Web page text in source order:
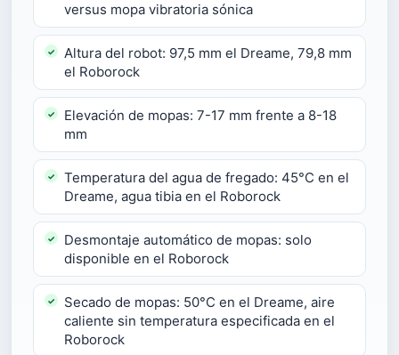
versus mopa vibratoria sónica
Altura del robot: 97,5 mm el Dreame, 79,8 mm
el Roborock
Elevación de mopas: 7-17 mm frente a 8-18
mm
Temperatura del agua de fregado: 45°C en el
Dreame, agua tibia en el Roborock
Desmontaje automático de mopas: solo
disponible en el Roborock
Secado de mopas: 50°C en el Dreame, aire
caliente sin temperatura especificada en el
Roborock